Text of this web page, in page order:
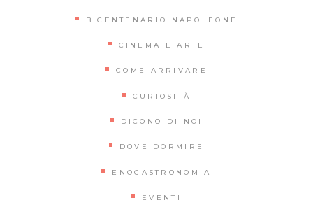
BICENTENARIO NAPOLEONE
CINEMA E ARTE
COME ARRIVARE
CURIOSITÀ
DICONO DI NOI
DOVE DORMIRE
ENOGASTRONOMIA
EVENTI